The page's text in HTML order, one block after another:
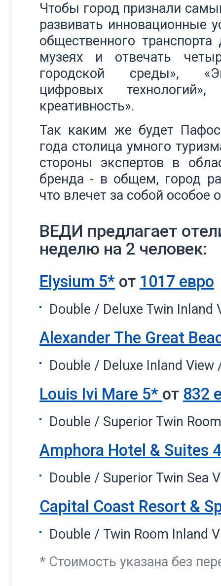
Чтобы город признали
развивать инновационные
общественного
музеях и отвечать
городской среды»,
цифровых
креативность».
Так каким же будет
года столица умного
стороны экспертов в
бренда - в общем, город
что влечет за собой особое
ВЕДИ предлагает
неделю на 2 человек:
Elysium 5* от 1017 евро
Double / Deluxe Twin
Alexander The Great
Double / Deluxe Inland
Louis Ivi Mare 5* от 832
Double / Superior Twin
Amphora Hotel & Suites
Double / Superior Twin Sea
Capital Coast Resort &
Double / Twin Room Inland
* Стоимость указана без